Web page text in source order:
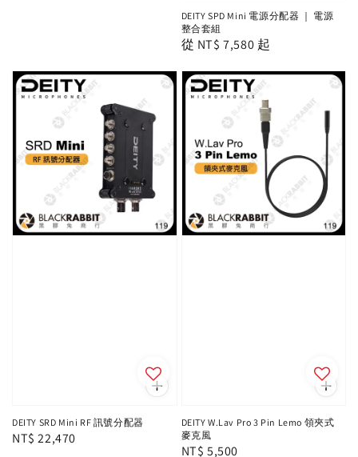
DEITY SPD Mini 電源分配器 ｜ 電源
整合套組
Regular
從 NT$ 7,580 起
DEITY SRD Mini RF 訊號分配器
Regular
NT$ 22,470
DEITY W.Lav Pro 3 Pin Lemo 領夾式
麥克風
Regular
NT$ 5,500